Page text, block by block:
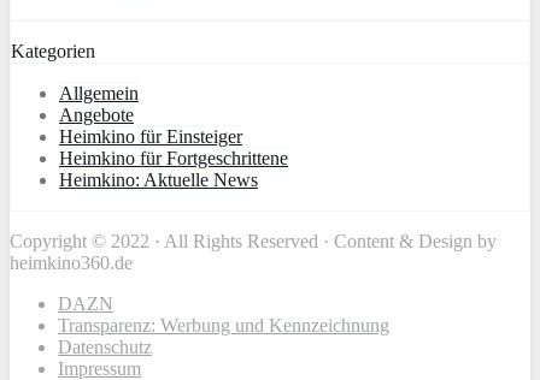
Kategorien
Allgemein
Angebote
Heimkino für Einsteiger
Heimkino für Fortgeschrittene
Heimkino: Aktuelle News
Copyright © 2022 · All Rights Reserved · Content & Design by
heimkino360.de
DAZN
Transparenz: Werbung und Kennzeichnung
Datenschutz
Impressum